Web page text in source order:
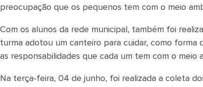
preocupação que os pequenos tem com o meio
Com os alunos da rede municipal, também foi
turma adotou um canteiro para cuidar, como
as responsabilidades que cada um tem com o meio
Na terça-feira, 04 de junho, foi realizada a coleta